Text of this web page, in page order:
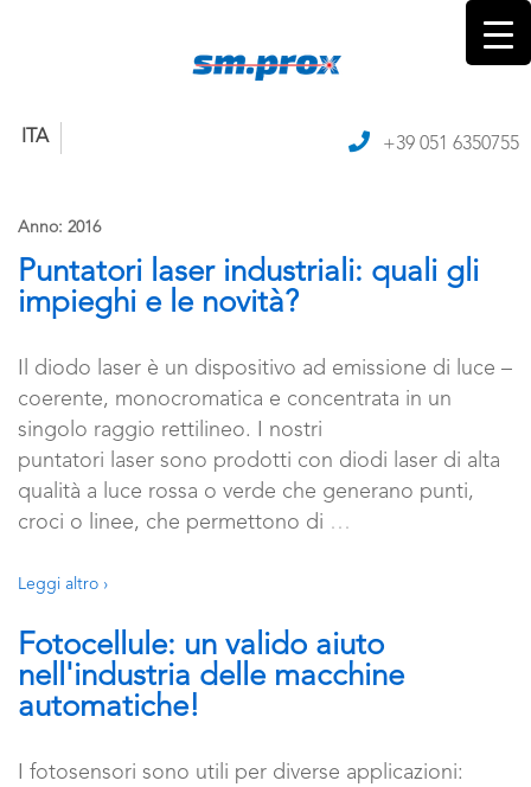
+39 051 6350755
ITA
Anno: 2016
Puntatori laser industriali: quali gli
impieghi e le novità?
Il diodo laser è un dispositivo ad emissione di luce –
coerente, monocromatica e concentrata in un
singolo raggio rettilineo. I nostri
puntatori laser sono prodotti con diodi laser di alta
qualità a luce rossa o verde che generano punti,
croci o linee, che permettono di …
Leggi altro ›
Fotocellule: un valido aiuto
nell'industria delle macchine
automatiche!
I fotosensori sono utili per diverse applicazioni: